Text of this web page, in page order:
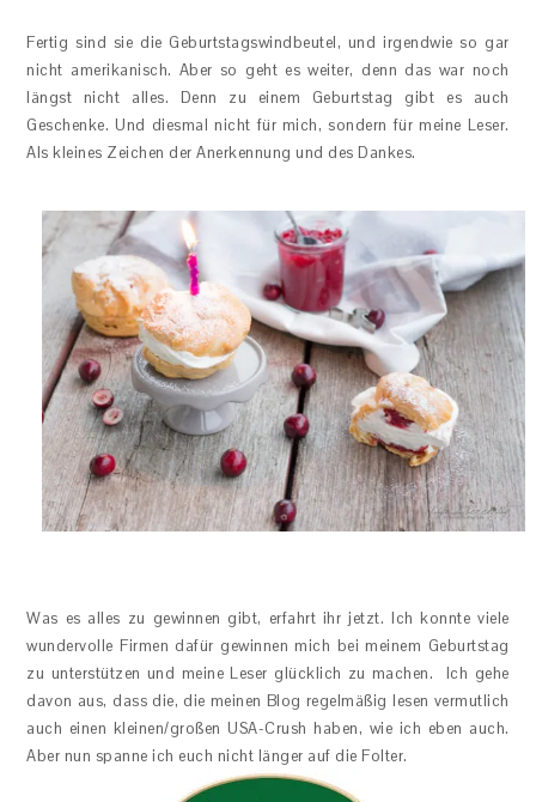
Fertig sind sie die Geburtstagswindbeutel, und irgendwie so gar
nicht amerikanisch. Aber so geht es weiter, denn das war noch
längst nicht alles. Denn zu einem Geburtstag gibt es auch
Geschenke. Und diesmal nicht für mich, sondern für meine Leser.
Als kleines Zeichen der Anerkennung und des Dankes.
Was es alles zu gewinnen gibt, erfahrt ihr jetzt. Ich konnte viele
wundervolle Firmen dafür gewinnen mich bei meinem Geburtstag
zu unterstützen und meine Leser glücklich zu machen. Ich gehe
davon aus, dass die, die meinen Blog regelmäßig lesen vermutlich
auch einen kleinen/großen USA-Crush haben, wie ich eben auch.
Aber nun spanne ich euch nicht länger auf die Folter.